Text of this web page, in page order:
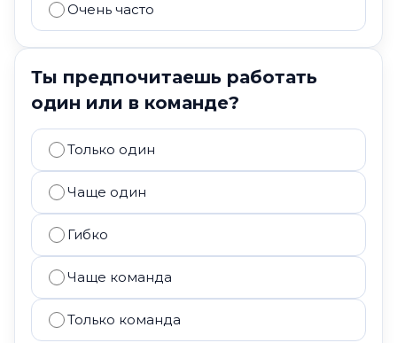
Очень часто
Ты предпочитаешь работать
один или в команде?
Только один
Чаще один
Гибко
Чаще команда
Только команда